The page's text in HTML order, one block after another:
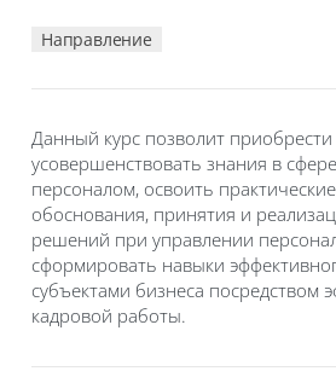
Направление
Данный курс позволит
усовершенствовать знания в
персоналом, освоить
обоснования, принятия и
решений при управлении
сформировать навыки
субъектами бизнеса посредством
кадровой работы.